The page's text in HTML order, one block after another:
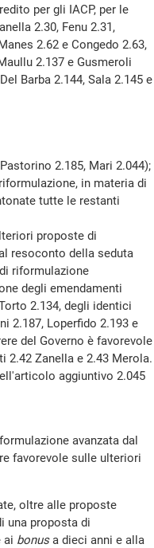
per gli IACP, per le
2.30, Fenu 2.31,
2.62 e Congedo 2.63,
2.137 e Gusmeroli
Barba 2.144, Sala 2.145 e
2.185, Mari 2.044);
in materia di
tutte le restanti
proposte di
resoconto della seduta
riformulazione
degli emendamenti
2.134, degli identici
2.187, Loperfido 2.193 e
del Governo è favorevole
Zanella e 2.43 Merola.
aggiuntivo 2.045
avanzata dal
favorevole sulle ulteriori
oltre alle proposte
una proposta di
ai bonusa dieci anni e alla